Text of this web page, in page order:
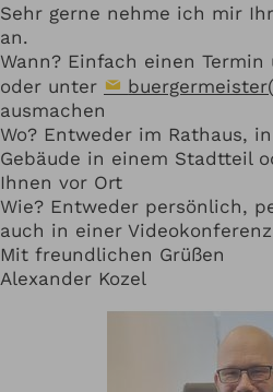
Sehr gerne nehme ich mir
an.
Wann? Einfach einen Termin
oder unter
ausmachen
Wo? Entweder im Rathaus,
Gebäude in einem Stadtteil
Ihnen vor Ort
Wie? Entweder persönlich,
auch in einer Videokonferenz
Mit freundlichen Grüßen
Alexander Kozel